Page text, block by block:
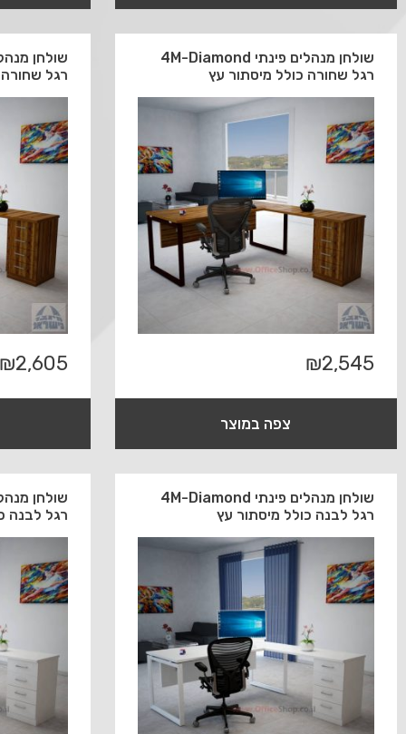
שולחן מנהלים פינתי 4M-Diamond
רגל שחורה כולל מיסתור עץ
₪2,545
צפה במוצר
רגל
₪2,605
שולחן מנהלים פינתי 4M-Diamond
רגל לבנה כולל מיסתור עץ
רגל לבנה